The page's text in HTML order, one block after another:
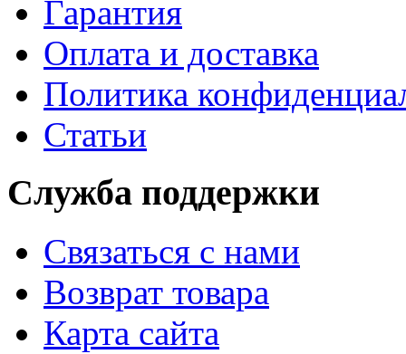
Гарантия
Оплата и доставка
Политика
Статьи
Служба поддержки
Связаться с нами
Возврат товара
Карта сайта